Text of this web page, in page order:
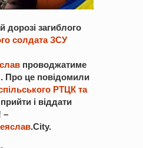
дорозі загиблого
солдата ЗСУ
проводжатиме
Про це повідомили
РТЦК та
і віддати
–
.City.